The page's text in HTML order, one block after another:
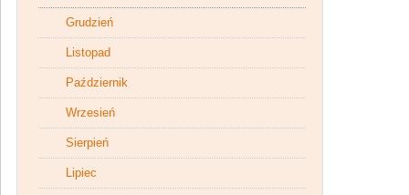
Grudzień
Listopad
Październik
Wrzesień
Sierpień
Lipiec